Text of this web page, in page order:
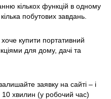
кількох функцій в одному
побутових завдань.
купити портативний
для дому, дачі та
заявку на сайті – і
хвилин (у робочий час)